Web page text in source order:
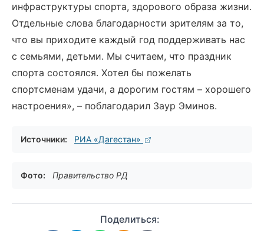
инфраструктуры спорта, здорового образа жизни.
Отдельные слова благодарности зрителям за то,
что вы приходите каждый год поддерживать нас
с семьями, детьми. Мы считаем, что праздник
спорта состоялся. Хотел бы пожелать
спортсменам удачи, а дорогим гостям – хорошего
настроения», – поблагодарил Заур Эминов.
Источники: РИА «Дагестан»
Фото: Правительство РД
Поделиться: